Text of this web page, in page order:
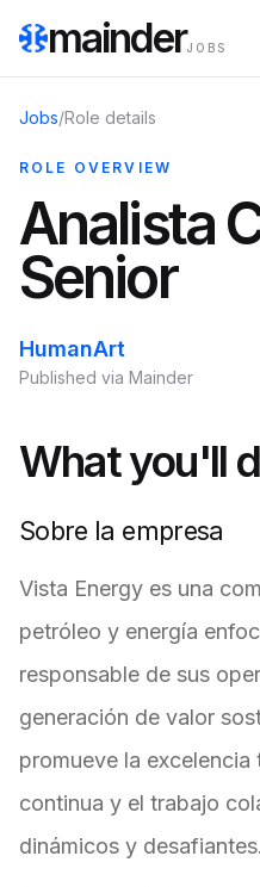
mainderJOBS
Jobs/Role details
ROLE OVERVIEW
Analista
Senior
HumanArt
Published via Mainder
What you'll
Sobre la empresa
Vista Energy es una
petróleo y energía
responsable de sus
generación de valor
promueve la excelencia
continua y el trabajo
dinámicos y desafiantes.